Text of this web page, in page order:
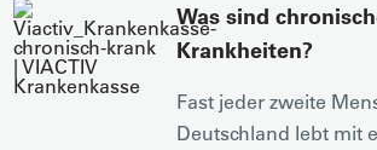
Was sind
Krankheiten?
Fast jeder zweite
Deutschland lebt mit